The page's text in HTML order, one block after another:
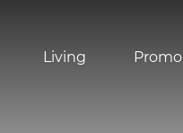
Living Promo